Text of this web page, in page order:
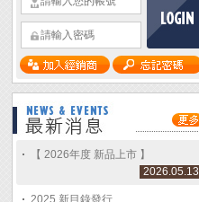
【 2026年度 新品上市 】
2026.05.13
2025 新目錄發行